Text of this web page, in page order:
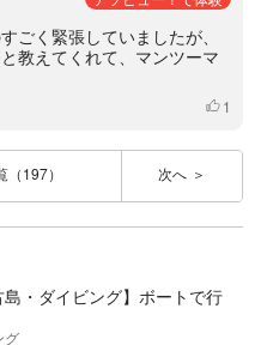
ごく緊張していましたが、
教えてくれて、マンツーマ
いいね
1
（197） 次へ
島・ダイビング】ボートで行
グ